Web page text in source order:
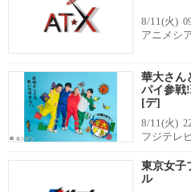
8/11(火)
アニメシ
華大さ
パイ参戦
[デ]
8/11(火)
フジテレ
東京女子
ル